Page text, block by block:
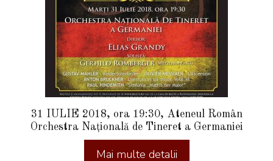
31 IULIE 2018, ora 19:30, Ateneul Român
Orchestra Națională de Tineret a Germaniei